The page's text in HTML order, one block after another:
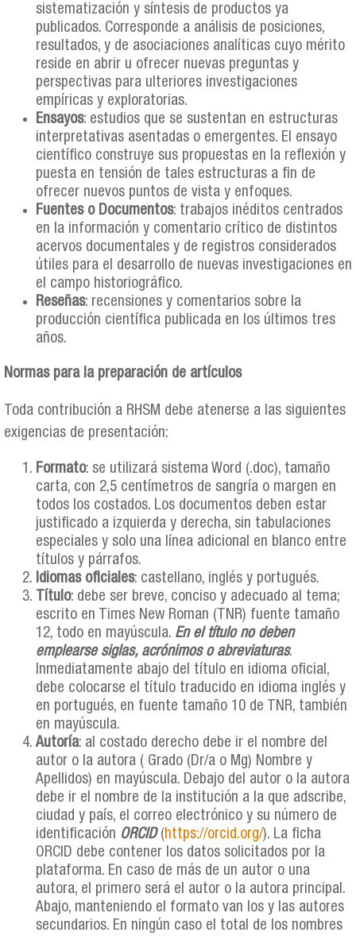
sistematización y síntesis de productos ya
publicados. Corresponde a análisis de posiciones,
resultados, y de asociaciones analíticas cuyo mérito
reside en abrir u ofrecer nuevas preguntas y
perspectivas para ulteriores investigaciones
empíricas y exploratorias.
Ensayos: estudios que se sustentan en estructuras
interpretativas asentadas o emergentes. El ensayo
científico construye sus propuestas en la reflexión y
puesta en tensión de tales estructuras a fin de
ofrecer nuevos puntos de vista y enfoques.
Fuentes o Documentos: trabajos inéditos centrados
en la información y comentario crítico de distintos
acervos documentales y de registros considerados
útiles para el desarrollo de nuevas investigaciones en
el campo historiográfico.
Reseñas: recensiones y comentarios sobre la
producción científica publicada en los últimos tres
años.
Normas para la preparación de artículos
Toda contribución a RHSM debe atenerse a las siguientes
exigencias de presentación:
Formato: se utilizará sistema Word (.doc), tamaño
carta, con 2,5 centímetros de sangría o margen en
todos los costados. Los documentos deben estar
justificado a izquierda y derecha, sin tabulaciones
especiales y solo una línea adicional en blanco entre
títulos y párrafos.
Idiomas oficiales: castellano, inglés y portugués.
Título: debe ser breve, conciso y adecuado al tema;
escrito en Times New Roman (TNR) fuente tamaño
12, todo en mayúscula. En el título no deben
emplearse siglas, acrónimos o abreviaturas.
Inmediatamente abajo del título en idioma oficial,
debe colocarse el título traducido en idioma inglés y
en portugués, en fuente tamaño 10 de TNR, también
en mayúscula.
Autoría: al costado derecho debe ir el nombre del
autor o la autora ( Grado (Dr/a o Mg) Nombre y
Apellidos) en mayúscula. Debajo del autor o la autora
debe ir el nombre de la institución a la que adscribe,
ciudad y país, el correo electrónico y su número de
identificación ORCID(https://orcid.org/). La ficha
ORCID debe contener los datos solicitados por la
plataforma. En caso de más de un autor o una
autora, el primero será el autor o la autora principal.
Abajo, manteniendo el formato van los y las autores
secundarios. En ningún caso el total de los nombres